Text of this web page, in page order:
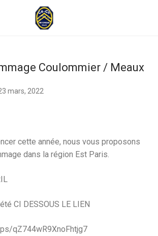
Coulommier / Meaux
mars, 2022
cette année, nous vous proposons
dans la région Est Paris.
CI DESSOUS LE LIEN
qZ744wR9XnoFhtjg7